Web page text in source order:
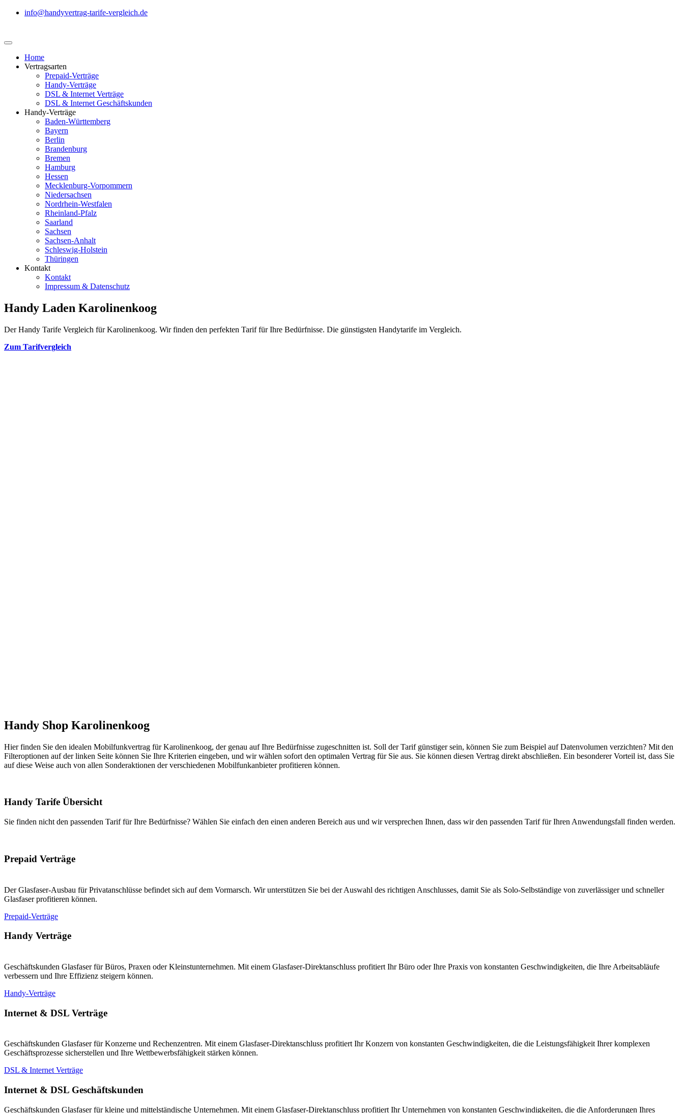
info@handyvertrag-tarife-vergleich.de
Home
Vertragsarten
Prepaid-Verträge
Handy-Verträge
DSL & Internet Verträge
DSL & Internet Geschäftskunden
Handy-Verträge
Baden-Württemberg
Bayern
Berlin
Brandenburg
Bremen
Hamburg
Hessen
Mecklenburg-Vorpommern
Niedersachsen
Nordrhein-Westfalen
Rheinland-Pfalz
Saarland
Sachsen
Sachsen-Anhalt
Schleswig-Holstein
Thüringen
Kontakt
Kontakt
Impressum & Datenschutz
Handy Laden Karolinenkoog
Der Handy Tarife Vergleich für Karolinenkoog. Wir finden den perfekten Tarif für Ihre Bedürfnisse. Die günstigsten Handytarife im Vergleich.
Zum Tarifvergleich
Handy Shop Karolinenkoog
Hier finden Sie den idealen Mobilfunkvertrag für Karolinenkoog, der genau auf Ihre Bedürfnisse zugeschnitten ist. Soll der Tarif günstiger sein, können Sie zum Beispiel auf Datenvolumen verzichten? Mit den
Filteroptionen auf der linken Seite können Sie Ihre Kriterien eingeben, und wir wählen sofort den optimalen Vertrag für Sie aus. Sie können diesen Vertrag direkt abschließen. Ein besonderer Vorteil ist, dass Sie
auf diese Weise auch von allen Sonderaktionen der verschiedenen Mobilfunkanbieter profitieren können.
Handy Tarife Übersicht
Sie finden nicht den passenden Tarif für Ihre Bedürfnisse? Wählen Sie einfach den einen anderen Bereich aus und wir versprechen Ihnen, dass wir den passenden Tarif für Ihren Anwendungsfall finden werden.
Prepaid Verträge
Der Glasfaser-Ausbau für Privatanschlüsse befindet sich auf dem Vormarsch. Wir unterstützen Sie bei der Auswahl des richtigen Anschlusses, damit Sie als Solo-Selbständige von zuverlässiger und schneller
Glasfaser profitieren können.
Prepaid-Verträge
Handy Verträge
Geschäftskunden Glasfaser für Büros, Praxen oder Kleinstunternehmen. Mit einem Glasfaser-Direktanschluss profitiert Ihr Büro oder Ihre Praxis von konstanten Geschwindigkeiten, die Ihre Arbeitsabläufe
verbessern und Ihre Effizienz steigern können.
Handy-Verträge
Internet & DSL Verträge
Geschäftskunden Glasfaser für Konzerne und Rechenzentren. Mit einem Glasfaser-Direktanschluss profitiert Ihr Konzern von konstanten Geschwindigkeiten, die die Leistungsfähigkeit Ihrer komplexen
Geschäftsprozesse sicherstellen und Ihre Wettbewerbsfähigkeit stärken können.
DSL & Internet Verträge
Internet & DSL Geschäftskunden
Geschäftskunden Glasfaser für kleine und mittelständische Unternehmen. Mit einem Glasfaser-Direktanschluss profitiert Ihr Unternehmen von konstanten Geschwindigkeiten, die die Anforderungen Ihres